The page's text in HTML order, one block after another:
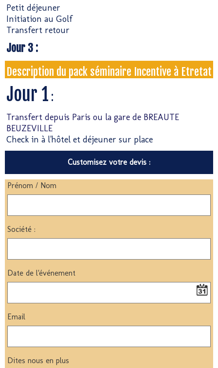
Petit déjeuner
Initiation au Golf
Transfert retour
Jour 3 :
Description du pack séminaire Incentive à Etretat
Jour 1 :
Transfert depuis Paris ou la gare de BREAUTE
BEUZEVILLE
Check in à l'hôtel et déjeuner sur place
Customisez votre devis :
Prénom / Nom
Société :
Date de l'événement
Email
Dites nous en plus